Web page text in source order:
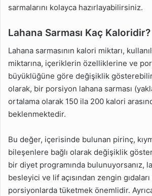
sarmalarını kolayca hazırlayabilirsiniz.
Lahana Sarması Kaç Kaloridir?
Lahana sarmasının kalori miktarı,
miktarına, içeriklerin özelliklerine ve
büyüklüğüne göre değişiklik
olarak, bir porsiyon lahana sarması
ortalama olarak 150 ila 200 kalori
beklenmektedir.
Bu değer, içerisinde bulunan pirinç,
bileşenlere bağlı olarak değişiklik
bir diyet programında bulunuyorsanız,
besleyici ve lif açısından zengin
porsiyonlarda tüketmek önemlidir.